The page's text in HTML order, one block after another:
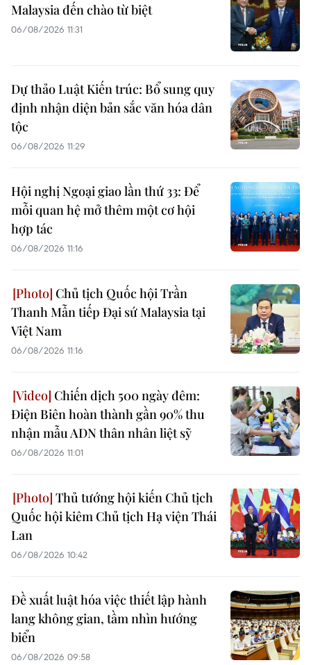
Malaysia đến chào từ biệt
06/08/2026 11:31
Dự thảo Luật Kiến trúc: Bổ sung quy
định nhận diện bản sắc văn hóa dân
tộc
06/08/2026 11:29
Hội nghị Ngoại giao lần thứ 33: Để
mỗi quan hệ mở thêm một cơ hội
hợp tác
06/08/2026 11:16
Chủ tịch Quốc hội Trần
Thanh Mẫn tiếp Đại sứ Malaysia tại
Việt Nam
06/08/2026 11:16
Chiến dịch 500 ngày đêm:
Điện Biên hoàn thành gần 90% thu
nhận mẫu ADN thân nhân liệt sỹ
06/08/2026 11:01
Thủ tướng hội kiến Chủ tịch
Quốc hội kiêm Chủ tịch Hạ viện Thái
Lan
06/08/2026 10:42
Đề xuất luật hóa việc thiết lập hành
lang không gian, tầm nhìn hướng
biển
06/08/2026 09:58